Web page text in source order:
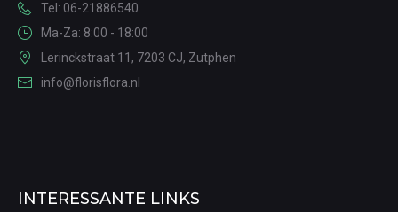
Tel: 06-21886540
Ma-Za: 8:00 - 18:00
Lerinckstraat 11, 7203 CJ, Zutphen
info@florisflora.nl
INTERESSANTE LINKS